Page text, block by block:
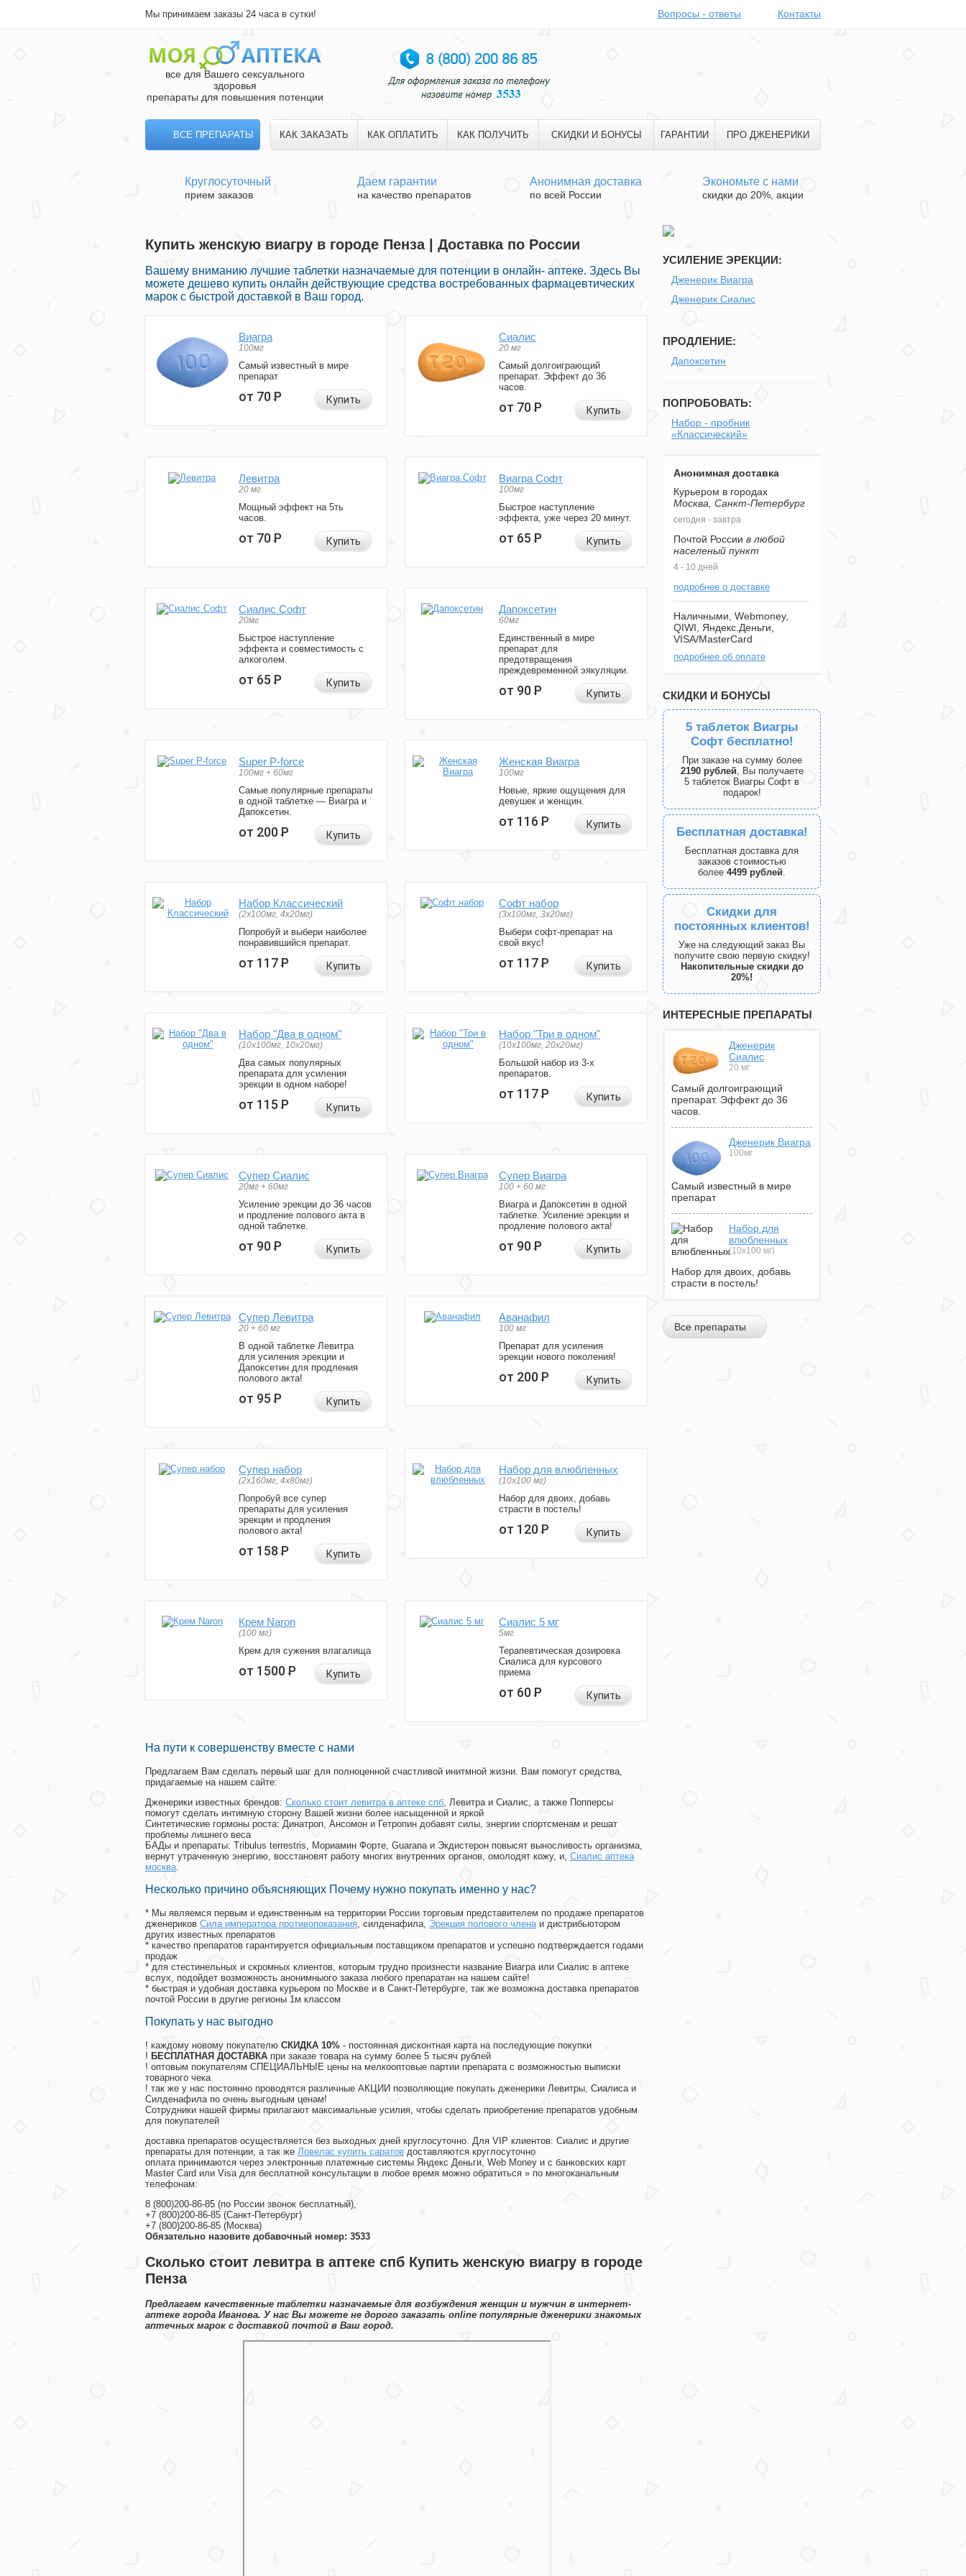
Мы принимаем заказы 24 часа в сутки! Вопросы - ответы Контакты
все для Вашего сексуального
здоровья
препараты для повышения потенции
ВСЕ ПРЕПАРАТЫ КАК ЗАКАЗАТЬ КАК ОПЛАТИТЬ КАК ПОЛУЧИТЬ СКИДКИ И БОНУСЫ ГАРАНТИИ ПРО ДЖЕНЕРИКИ
Круглосуточный
прием заказов
Даем гарантии
на качество препаратов
Анонимная доставка
по всей России
Экономьте с нами
скидки до 20%, акции
Купить женскую виагру в городе Пенза | Доставка по России
Вашему вниманию лучшие таблетки назначаемые для потенции в онлайн- аптеке. Здесь Вы
можете дешево купить онлайн действующие средства востребованных фармацевтических
марок с быстрой доставкой в Ваш город.
Виагра
100мг
Самый известный в мире
препарат
от 70Р Купить
Сиалис
20 мг
Самый долгоиграющий
препарат. Эффект до 36
часов.
от 70Р Купить
Левитра
20 мг
Мощный эффект на 5ть
часов.
от 70Р Купить
Виагра Софт
100мг
Быстрое наступление
эффекта, уже через 20 минут.
от 65Р Купить
Сиалис Софт
20мг
Быстрое наступление
эффекта и совместимость с
алкоголем.
от 65Р Купить
Дапоксетин
60мг
Единственный в мире
препарат для
предотвращения
преждевременной эякуляции.
от 90Р Купить
Super P-force
100мг + 60мг
Самые популярные препараты
в одной таблетке — Виагра и
Дапоксетин.
от 200Р Купить
Женская Виагра
100мг
Новые, яркие ощущения для
девушек и женщин.
от 116Р Купить
Набор Классический
(2x100мг, 4x20мг)
Попробуй и выбери наиболее
понравившийся препарат.
от 117Р Купить
Софт набор
(3x100мг, 3x20мг)
Выбери софт-препарат на
свой вкус!
от 117Р Купить
Набор "Два в одном"
(10x100мг, 10x20мг)
Два самых популярных
препарата для усиления
эрекции в одном наборе!
от 115Р Купить
Набор "Три в одном"
(10x100мг, 20x20мг)
Большой набор из 3-х
препаратов.
от 117Р Купить
Супер Сиалис
20мг + 60мг
Усиление эрекции до 36 часов
и продление полового акта в
одной таблетке.
от 90Р Купить
Супер Виагра
100 + 60 мг
Виагра и Дапоксетин в одной
таблетке. Усиление эрекции и
продление полового акта!
от 90Р Купить
Супер Левитра
20 + 60 мг
В одной таблетке Левитра
для усиления эрекции и
Дапоксетин для продления
полового акта!
от 95Р Купить
Аванафил
100 мг
Препарат для усиления
эрекции нового поколения!
от 200Р Купить
Супер набор
(2х160мг, 4х80мг)
Попробуй все супер
препараты для усиления
эрекции и продления
полового акта!
от 158Р Купить
Набор для влюбленных
(10х100 мг)
Набор для двоих, добавь
страсти в постель!
от 120Р Купить
Крем Naron
(100 мг)
Крем для сужения влагалища
от 1500Р Купить
Сиалис 5 мг
5мг
Терапевтическая дозировка
Сиалиса для курсового
приема
от 60Р Купить
На пути к совершенству вместе с нами
Предлагаем Вам сделать первый шаг для полноценной счастливой инитмной жизни. Вам помогут средства,
придагаемые на нашем сайте:
Дженерики известных брендов: Сколько стоит левитра в аптеке спб, Левитра и Сиалис, а также Попперсы
помогут сделать интимную сторону Вашей жизни более насыщенной и яркой
Синтетические гормоны роста: Динатроп, Ансомон и Гетропин добавят силы, энергии спортсменам и решат
проблемы лишнего веса
БАДы и препараты: Tribulus terrestris, Мориамин Форте, Guarana и Экдистерон повысят выносливость организма,
вернут утраченную энергию, восстановят работу многих внутренних органов, омолодят кожу, и, Сиалис аптека
москва.
Несколько причино объясняющих Почему нужно покупать именно у нас?
* Мы являемся первым и единственным на территории России торговым представителем по продаже препаратов
дженериков Сила императора противопоказания, силденафила, Эрекция полового членаи дистрибьютором
других известных препаратов
* качество препаратов гарантируется официальным поставщиком препаратов и успешно подтверждается годами
продаж
* для стестинельных и скромных клиентов, которым трудно произнести название Виагра или Сиалис в аптеке
вслух, подойдет возможность анонимныого заказа любого препаратан на нашем сайте!
* быстрая и удобная доставка курьером по Москве и в Санкт-Петербурге, так же возможна доставка препаратов
почтой России в другие регионы 1м классом
Покупать у нас выгодно
! каждому новому покупателю СКИДКА 10% - постоянная дисконтная карта на последующие покупки
! БЕСПЛАТНАЯ ДОСТАВКА при заказе товара на сумму более 5 тысяч рублей
! оптовым покупателям СПЕЦИАЛЬНЫЕ цены на мелкооптовые партии препарата с возможностью выписки
товарного чека
! так же у нас постоянно проводятся различные АКЦИИ позволяющие покупать дженерики Левитры, Сиалиса и
Силденафила по очень выгодным ценам!
Cотрудники нашей фирмы прилагают максимальные усилия, чтобы сделать приобретение препаратов удобным
для покупателей
доставка препаратов осуществляется без выходных дней круглосуточно. Для VIP клиентов: Сиалис и другие
препараты для потенции, а так же Ловелас купить саратов доставляются круглосуточно
оплата принимаются через электронные платежные системы Яндекс Деньги, Web Money и с банковских карт
Master Card или Visa для бесплатной консультации в любое время можно обратиться » по многоканальным
телефонам:
8 (800)200-86-85 (по России звонок бесплатный),
+7 (800)200-86-85 (Санкт-Петербург)
+7 (800)200-86-85 (Москва)
Обязательно назовите добавочный номер: 3533
Сколько стоит левитра в аптеке спб Купить женскую виагру в городе
Пенза
Предлагаем качественные таблетки назначаемые для возбуждения женщин и мужчин в интернет-
аптеке города Иванова. У нас Вы можете не дорого заказать online популярные дженерики знакомых
аптечных марок с доставкой почтой в Ваш город.
УСИЛЕНИЕ ЭРЕКЦИИ:
Дженерик Виагра
Дженерик Сиалис
ПРОДЛЕНИЕ:
Дапоксетин
ПОПРОБОВАТЬ:
Набор - пробник
«Классический»
Анонимная доставка
Курьером в городах
Москва, Санкт-Петербург
сегодня - завтра
Почтой России в любой
населеный пункт
4 - 10 дней
подробнее о доставке
Наличными, Webmoney,
QIWI, Яндекс.Деньги,
VISA/MasterCard
подробнее об оплате
СКИДКИ И БОНУСЫ
5 таблеток Виагры
Софт бесплатно!
При заказе на сумму более
2190 рублей, Вы получаете
5 таблеток Виагры Софт в
подарок!
Бесплатная доставка!
Бесплатная доставка для
заказов стоимостью
более 4499 рублей.
Скидки для
постоянных клиентов!
Уже на следующий заказ Вы
получите свою первую скидку!
Накопительные скидки до
20%!
ИНТЕРЕСНЫЕ ПРЕПАРАТЫ
Дженерик
Сиалис
20 мг
Самый долгоиграющий
препарат. Эффект до 36
часов.
Дженерик Виагра
100мг
Самый известный в мире
препарат
Набор для
влюбленных
(10х100 мг)
Набор для двоих, добавь
страсти в постель!
Все препараты